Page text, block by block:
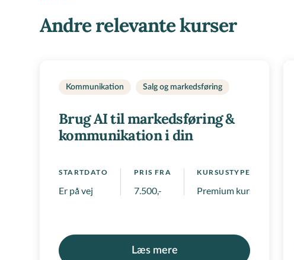
Andre relevante kurser
Kommunikation Salg og markedsføring
Brug AI til markedsføring &
kommunikation i din
STARTDATO
Er på vej
PRIS FRA
7.500,-
KURSUSTYPE
Premium kurser
Læs mere